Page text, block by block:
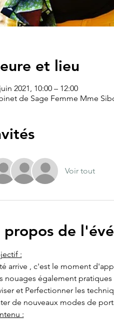
et lieu
2021, 10:00 – 12:00
de Sage Femme Mme
Voir tout
propos de
:
arrive , c'est le moment
nouages également
et Perfectionner les
de nouveaux modes de
: